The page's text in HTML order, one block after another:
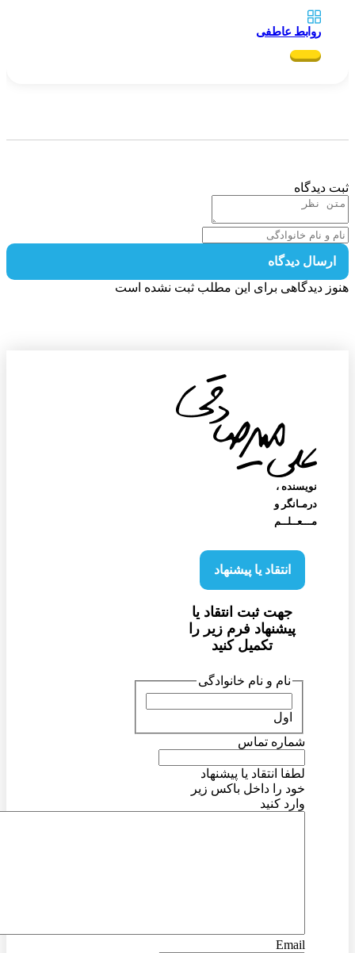
روابط عاطفی
دیدگاه
دیدگاه
دیدگاهی برای این مطلب ثبت نشده است
نویسنده‌ ،
درمـانگر و
مـــعــلــم
انتقاد یا پیشنهاد
جهت ثبت انتقاد یا
پیشنهاد فرم زیر را
تکمیل کنید
نام و نام خانوادگی
شماره تماس
لطفا انتقاد یا پیشنهاد
خود را داخل باکس زیر
وارد کنید
Email